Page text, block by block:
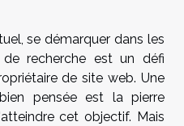
se démarquer dans les
recherche est un défi
de site web. Une
pensée est la pierre
cet objectif. Mais